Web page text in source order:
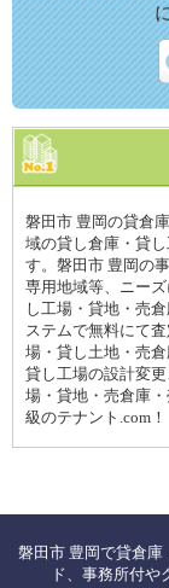
磐田市 豊岡の貸倉
域の貸し倉庫・貸
す。磐田市 豊岡の
専用地域等、ニー
し工場・貸地・売
ステムで無料にて
場・貸し土地・売
貸し工場の設計変
場・貸地・売倉庫
級のテナント.com！
磐田市 豊岡で貸倉
ド、事務所付や